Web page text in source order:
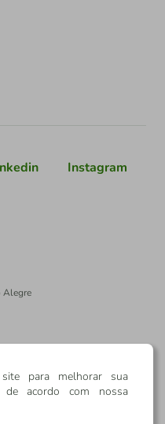
Instagram
Alegre
para melhorar sua
de acordo com nossa